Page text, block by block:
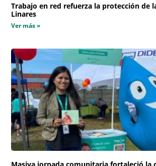
Trabajo en red refuerza la protección de
Linares
Ver más »